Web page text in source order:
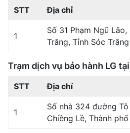
STT Địa chỉ
1
Số 31 Phạm Ngũ Lão,
Trăng, Tỉnh Sóc Trăng
Trạm dịch vụ bảo hành LG
STT Địa chỉ
1
Số nhà 324 đường
Chiềng Lề, Thành